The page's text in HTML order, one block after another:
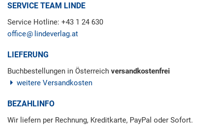
SERVICE TEAM LINDE
Service Hotline: +43 1 24 630
office
lindeverlag.at
LIEFERUNG
Buchbestellungen in Österreich versandkostenfrei
weitere Versandkosten
BEZAHLINFO
Wir liefern per Rechnung, Kreditkarte, PayPal oder Sofort.